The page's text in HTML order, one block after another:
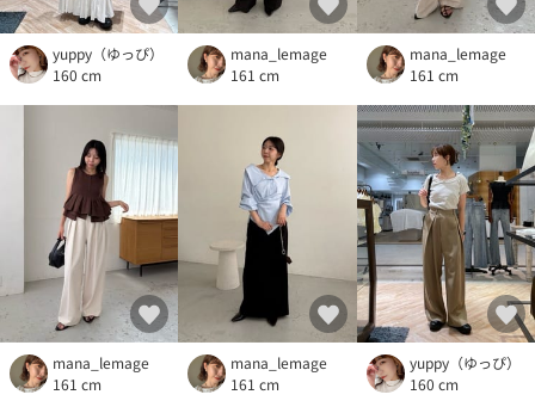
yuppy（ゆっぴ）
160 cm
mana_lemage
161 cm
mana_lemage
161 cm
mana_lemage
161 cm
mana_lemage
161 cm
yuppy（ゆっぴ）
160 cm